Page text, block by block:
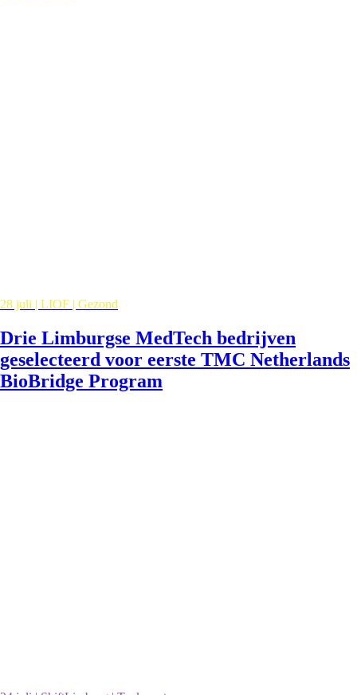
28 juli | LIOF | Gezond
Drie Limburgse MedTech bedrijven
geselecteerd voor eerste TMC Netherlands
BioBridge Program